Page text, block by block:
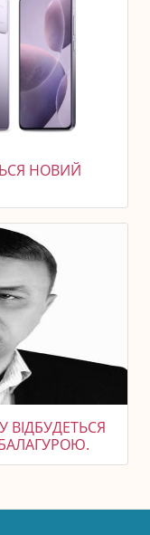
НОВИЙ
ВІДБУДЕТЬСЯ